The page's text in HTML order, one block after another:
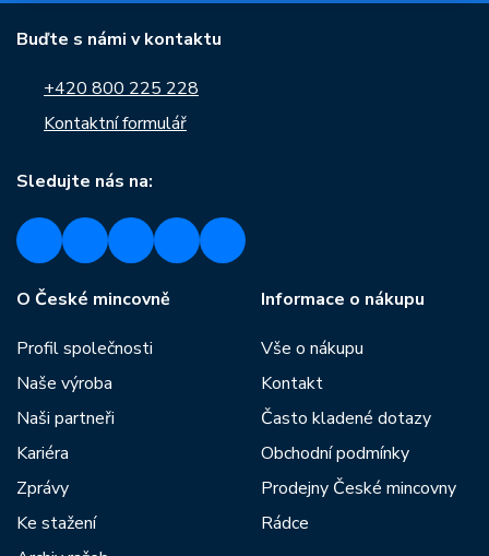
Buďte s námi v kontaktu
+420 800 225 228
Kontaktní formulář
Sledujte nás na:
O České mincovně
Profil společnosti
Naše výroba
Naši partneři
Kariéra
Zprávy
Ke stažení
Informace o nákupu
Vše o nákupu
Kontakt
Často kladené dotazy
Obchodní podmínky
Prodejny České mincovny
Rádce